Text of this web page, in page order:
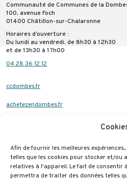
Afin de fournir les meilleures
telles que les cookies pour stocker et/ou
relatives à l'appareil. Le fait de consentir
permettra de traiter des données telles
Communauté de Communes de la
100, avenue Foch
01400 Châtillon-sur-Chalaronne
Horaires d’ouverture :
Du lundi au vendredi, de 8h30 à 12h30
et de 13h30 à 17h00
04 28 36 12 12
ccdombes.fr
achetezendombes.fr
Politique de confidentialité